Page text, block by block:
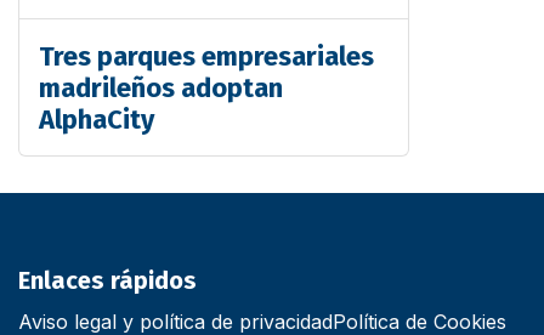
Tres parques empresariales
madrileños adoptan
AlphaCity
Enlaces rápidos
Aviso legal y política de privacidadPolítica de Cookies